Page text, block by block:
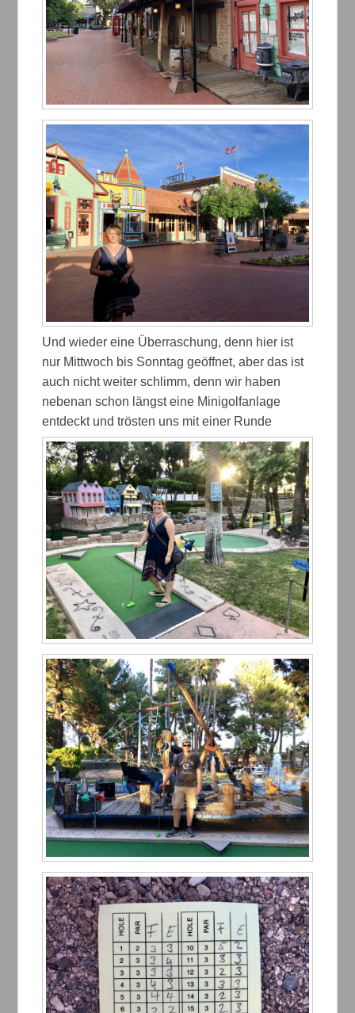
Und wieder eine Überraschung, denn hier ist
nur Mittwoch bis Sonntag geöffnet, aber das ist
auch nicht weiter schlimm, denn wir haben
nebenan schon längst eine Minigolfanlage
entdeckt und trösten uns mit einer Runde